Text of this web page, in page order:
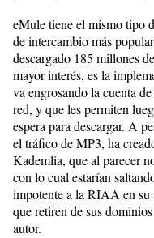
eMule tiene el mismo tipo
de intercambio más
descargado 185 millones
mayor interés, es la
va engrosando la cuenta
red, y que les permiten
espera para descargar. A
el tráfico de MP3, ha
Kademlia, que al parecer
con lo cual estarían
impotente a la RIAA en su
que retiren de sus
autor.